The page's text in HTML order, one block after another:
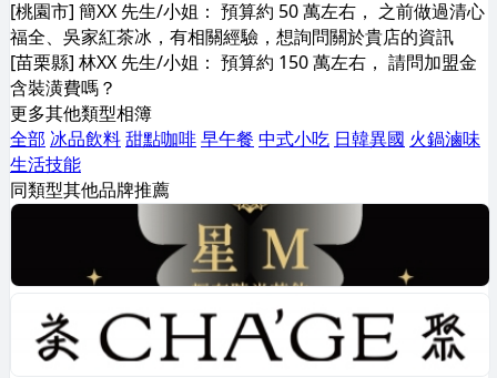
[桃園市] 簡XX 先生/小姐： 預算約 50 萬左右， 之前做過清心
福全、吳家紅茶冰，有相關經驗，想詢問關於貴店的資訊
[苗栗縣] 林XX 先生/小姐： 預算約 150 萬左右， 請問加盟金
含裝潢費嗎？
更多其他類型相簿
全部 冰品飲料甜點咖啡早午餐 中式小吃 日韓異國 火鍋滷味
生活技能
同類型其他品牌推薦